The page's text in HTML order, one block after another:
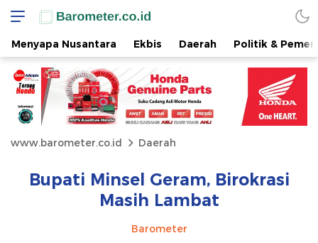
Menyapa Nusantara Ekbis Daerah Politik &
www.barometer.co.id Daerah
Bupati Minsel Geram, Birokrasi
Masih Lambat
Barometer